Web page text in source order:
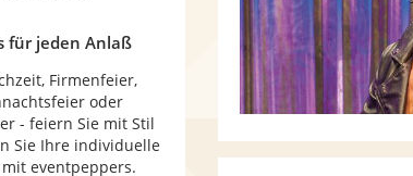
für jeden Anlaß
Firmenfeier,
oder
- feiern Sie mit Stil
Sie Ihre individuelle
eventpeppers.